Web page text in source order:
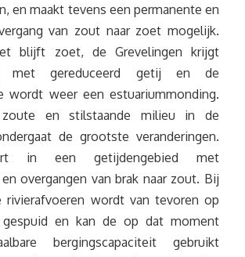
en maakt tevens een permanente en
van zout naar zoet mogelijk.
blijft zoet, de Grevelingen krijgt
met gereduceerd getij en de
wordt weer een estuariummonding.
en stilstaande milieu in de
de grootste veranderingen.
in een getijdengebied met
overgangen van brak naar zout. Bij
rivierafvoeren wordt van tevoren op
gespuid en kan de op dat moment
bergingscapaciteit gebruikt